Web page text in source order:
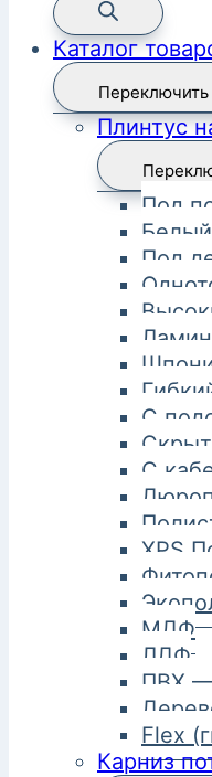
Каталог
Плинтус
Под
Белый
Под
С
С
XPS
МДФ
ЛДФ
ПВХ —
Flex
Карниз